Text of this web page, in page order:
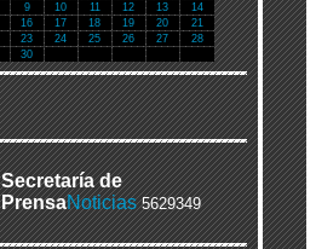
9 10 11 12 13
14
16 17 18 19 20
21
23 24 25 26 27
28
30
Secretaría de
PrensaNoticias 5629349